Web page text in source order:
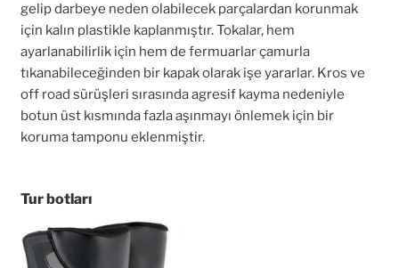
gelip darbeye neden olabilecek parçalardan korunmak
için kalın plastikle kaplanmıştır. Tokalar, hem
ayarlanabilirlik için hem de fermuarlar çamurla
tıkanabileceğinden bir kapak olarak işe yararlar. Kros ve
off road sürüşleri sırasında agresif kayma nedeniyle
botun üst kısmında fazla aşınmayı önlemek için bir
koruma tamponu eklenmiştir.
Tur botları